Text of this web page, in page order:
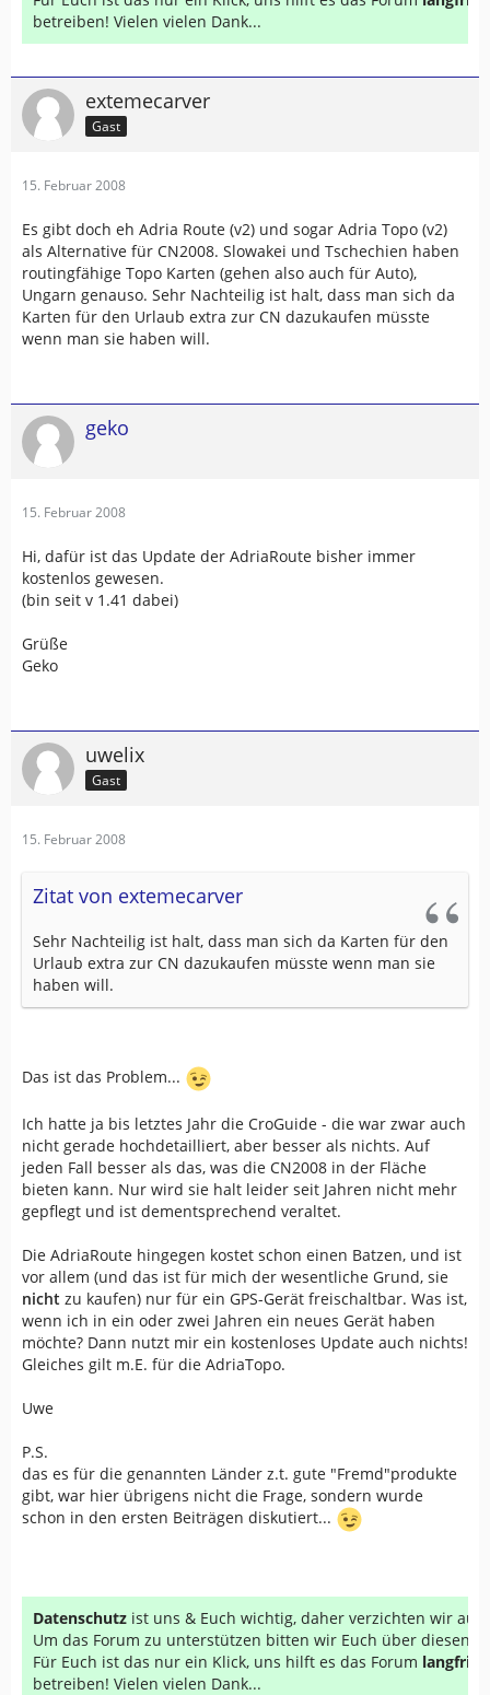
betreiben! Vielen vielen Dank...
extemecarver
Gast
15. Februar 2008
Es gibt doch eh Adria Route (v2) und sogar Adria Topo (v2)
als Alternative für CN2008. Slowakei und Tschechien haben
routingfähige Topo Karten (gehen also auch für Auto),
Ungarn genauso. Sehr Nachteilig ist halt, dass man sich da
Karten für den Urlaub extra zur CN dazukaufen müsste
wenn man sie haben will.
geko
15. Februar 2008
Hi, dafür ist das Update der AdriaRoute bisher immer
kostenlos gewesen.
(bin seit v 1.41 dabei)
Grüße
Geko
uwelix
Gast
15. Februar 2008
Zitat von extemecarver
Sehr Nachteilig ist halt, dass man sich da Karten für den
Urlaub extra zur CN dazukaufen müsste wenn man sie
haben will.
Das ist das Problem...
Ich hatte ja bis letztes Jahr die CroGuide - die war zwar auch
nicht gerade hochdetailliert, aber besser als nichts. Auf
jeden Fall besser als das, was die CN2008 in der Fläche
bieten kann. Nur wird sie halt leider seit Jahren nicht mehr
gepflegt und ist dementsprechend veraltet.
Die AdriaRoute hingegen kostet schon einen Batzen, und ist
vor allem (und das ist für mich der wesentliche Grund, sie
nicht zu kaufen) nur für ein GPS-Gerät freischaltbar. Was ist,
wenn ich in ein oder zwei Jahren ein neues Gerät haben
möchte? Dann nutzt mir ein kostenloses Update auch nichts!
Gleiches gilt m.E. für die AdriaTopo.
Uwe
P.S.
das es für die genannten Länder z.t. gute "Fremd"produkte
gibt, war hier übrigens nicht die Frage, sondern wurde
schon in den ersten Beiträgen diskutiert...
Datenschutz ist uns & Euch wichtig, daher verzichten wir auf
Um das Forum zu unterstützen bitten wir Euch über diesen
Für Euch ist das nur ein Klick, uns hilft es das Forum
betreiben! Vielen vielen Dank...